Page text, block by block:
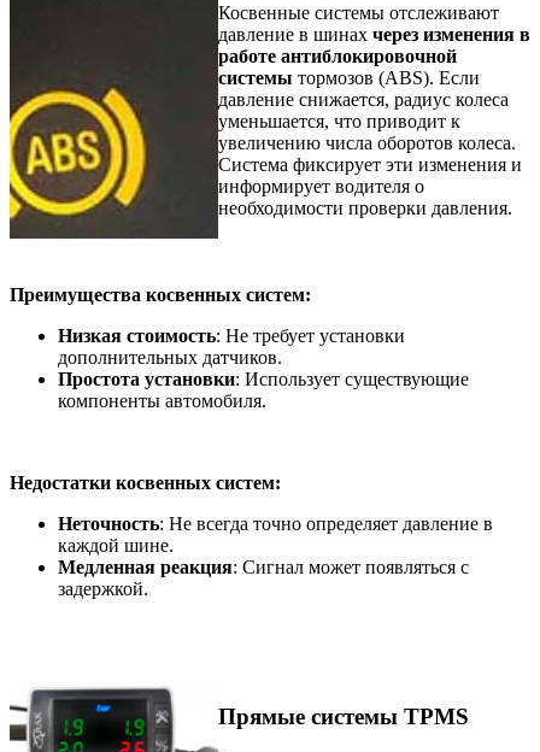
Косвенные системы отслеживают
давление в шинах через изменения в
работе антиблокировочной
системы тормозов (ABS). Если
давление снижается, радиус колеса
уменьшается, что приводит к
увеличению числа оборотов колеса.
Система фиксирует эти изменения и
информирует водителя о
необходимости проверки давления.
Преимущества косвенных систем:
Низкая стоимость: Не требует установки
дополнительных датчиков.
Простота установки: Использует существующие
компоненты автомобиля.
Недостатки косвенных систем:
Неточность: Не всегда точно определяет давление в
каждой шине.
Медленная реакция: Сигнал может появляться с
задержкой.
Прямые системы TPMS